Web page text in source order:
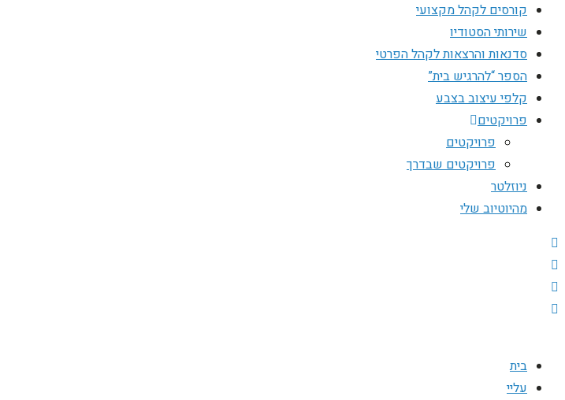
קורסים לקהל מקצועי
שירותי הסטודיו
סדנאות והרצאות לקהל הפרטי
הספר “להרגיש בית”
קלפי עיצוב בצבע
פרויקטים
פרויקטים
פרויקטים שבדרך
ניוזלטר
מהיוטיוב שלי
בית
עליי